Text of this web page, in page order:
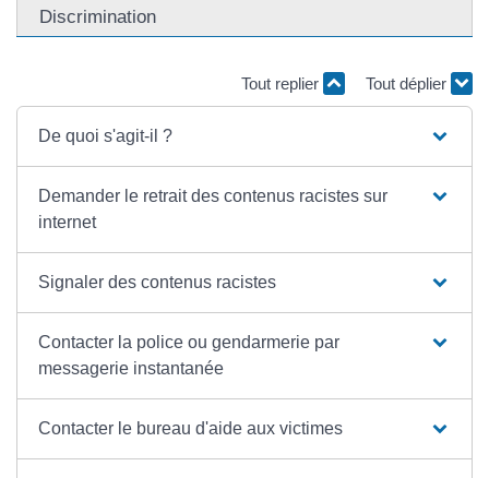
Discrimination
Tout replier Tout déplier
De quoi s'agit-il ?
Demander le retrait des contenus racistes sur
internet
Signaler des contenus racistes
Contacter la police ou gendarmerie par
messagerie instantanée
Contacter le bureau d'aide aux victimes